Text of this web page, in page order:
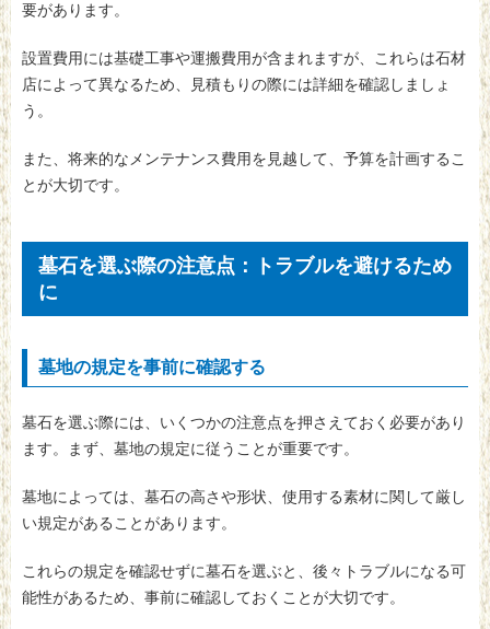
要があります。
設置費用には基礎工事や運搬費用が含まれますが、これらは石材
店によって異なるため、見積もりの際には詳細を確認しましょ
う。
また、将来的なメンテナンス費用を見越して、予算を計画するこ
とが大切です。
墓石を選ぶ際の注意点：トラブルを避けるため
に
墓地の規定を事前に確認する
墓石を選ぶ際には、いくつかの注意点を押さえておく必要があり
ます。まず、墓地の規定に従うことが重要です。
墓地によっては、墓石の高さや形状、使用する素材に関して厳し
い規定があることがあります。
これらの規定を確認せずに墓石を選ぶと、後々トラブルになる可
能性があるため、事前に確認しておくことが大切です。